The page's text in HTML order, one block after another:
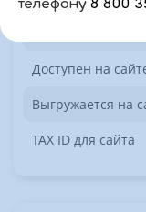
Дата изменения
Доступен на
Выгружается на
TAX ID для сайта
телефону 8 800